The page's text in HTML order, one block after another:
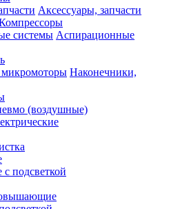
Аксессуары, запчасти
Аспирационные
Наконечники,
(воздушные)
подсветкой